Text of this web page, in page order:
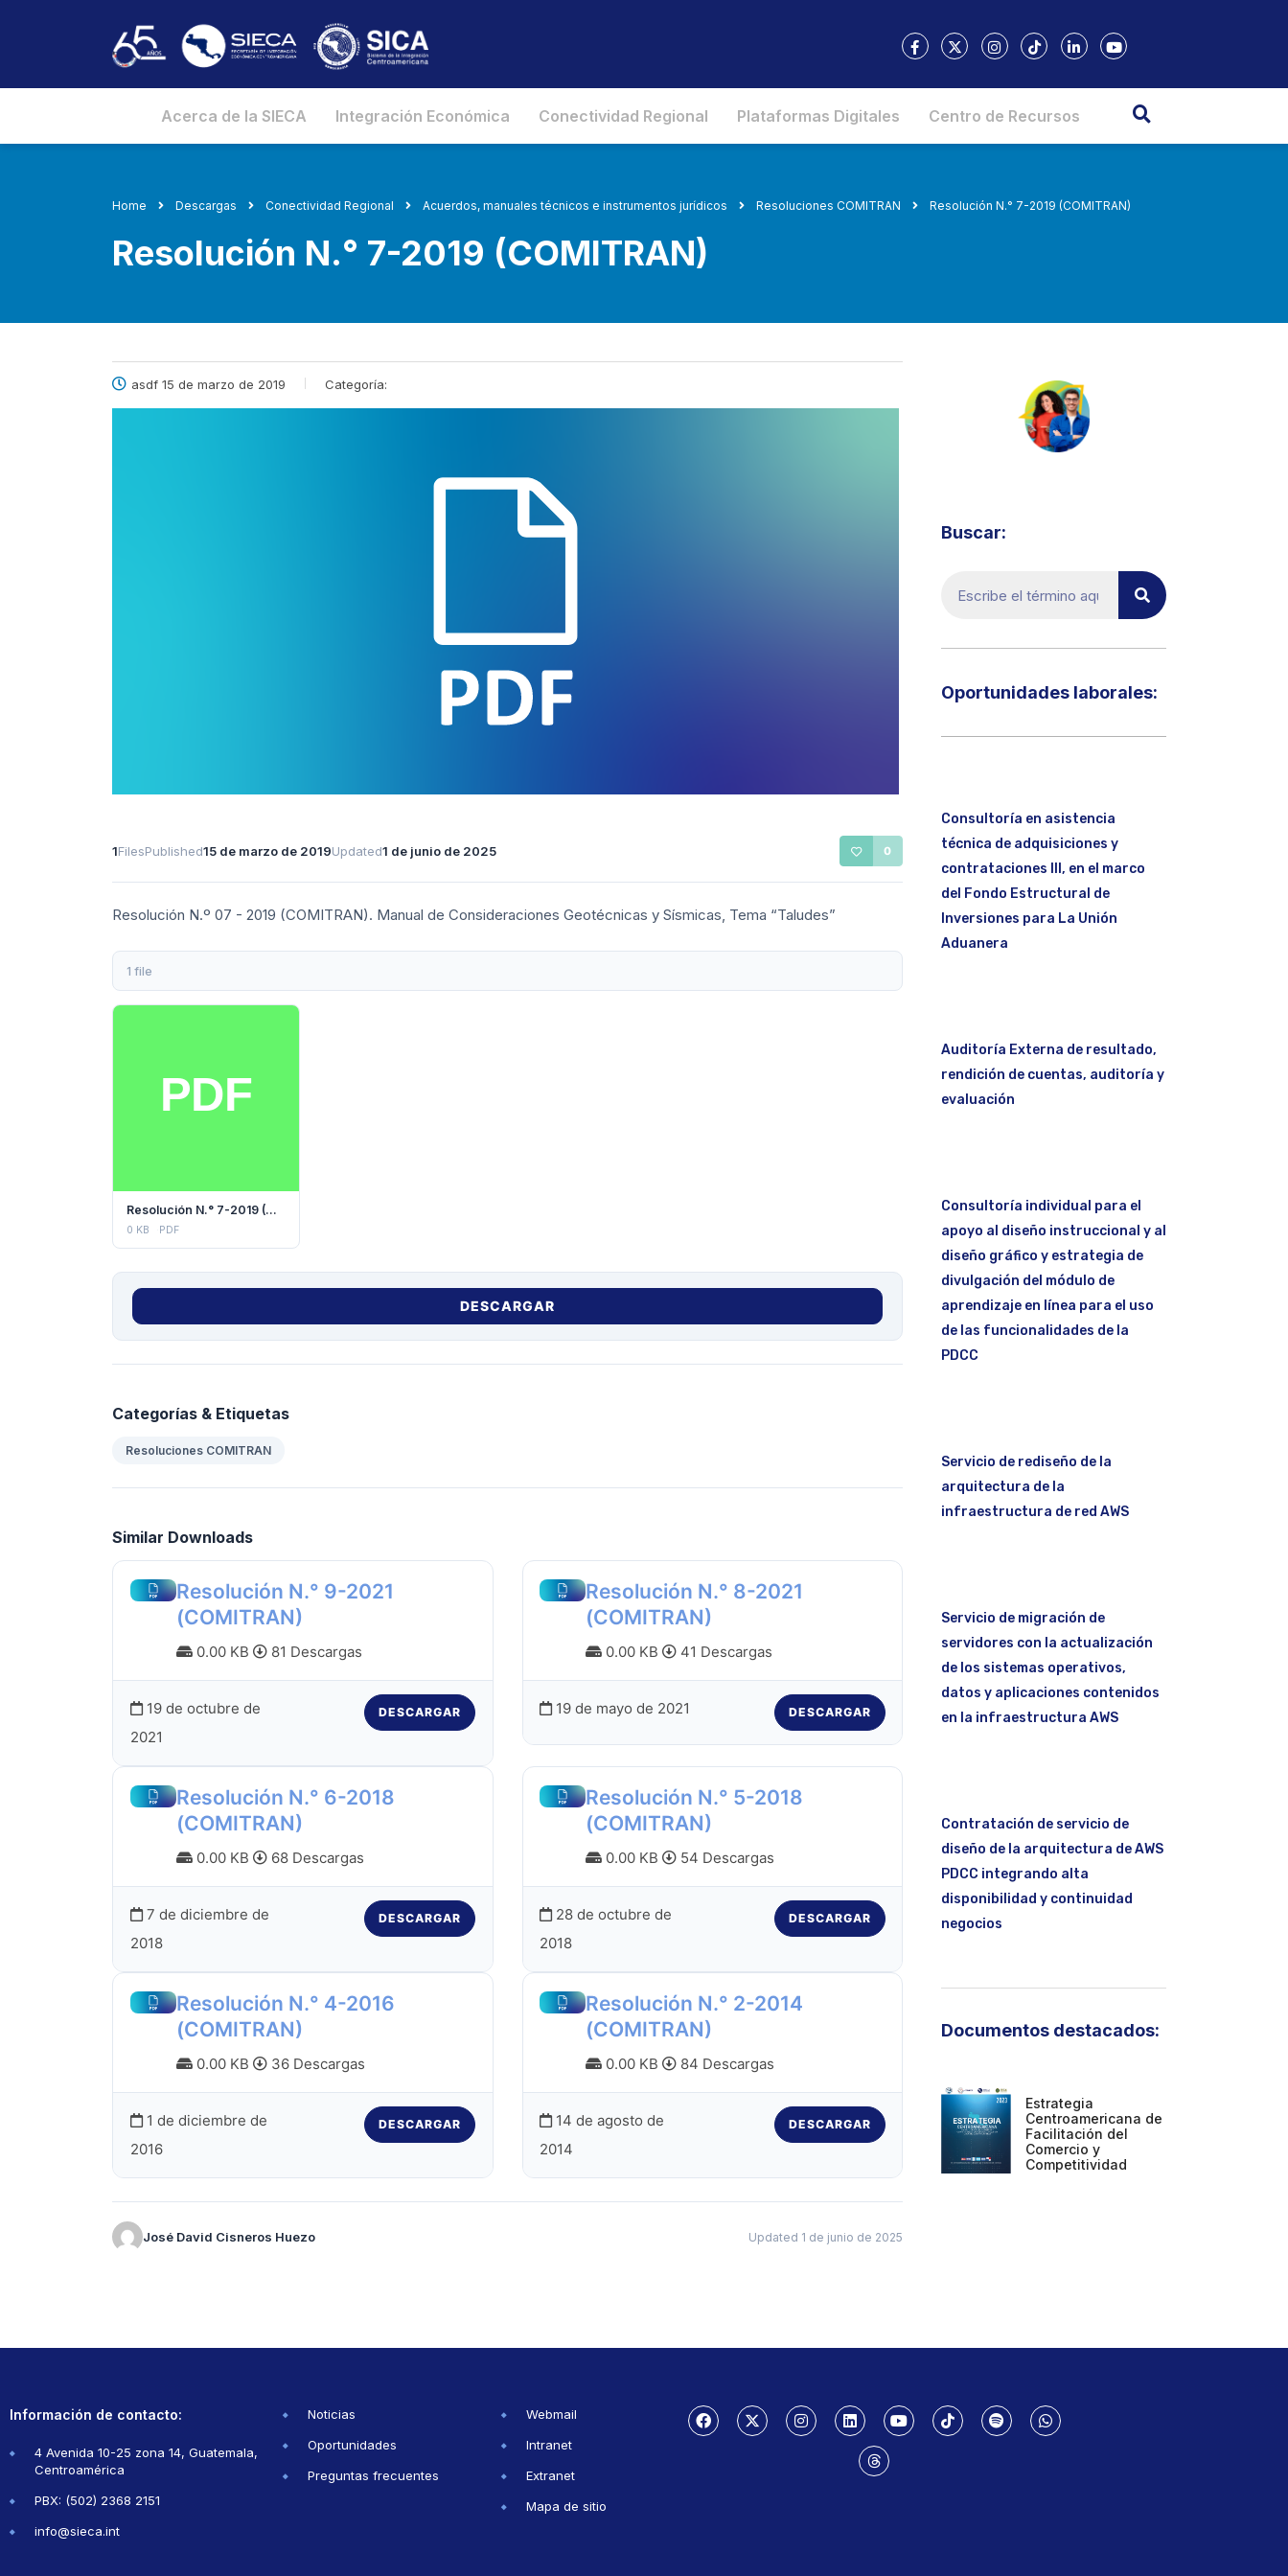
Acerca de la SIECA Integración Económica Conectividad Regional Plataformas Digitales Centro de Recursos
Home Descargas Conectividad Regional Acuerdos, manuales técnicos e instrumentos jurídicos Resoluciones COMITRAN Resolución N.° 7-2019 (COMITRAN)
Resolución N.° 7-2019 (COMITRAN)
asdf 15 de marzo de 2019 Categoría:
1FilesPublished15 de marzo de 2019Updated1 de junio de 2025 0
Resolución N.º 07 - 2019 (COMITRAN). Manual de Consideraciones Geotécnicas y Sísmicas, Tema “Taludes”
1 file
Resolución N.° 7-2019 (COMITRAN)
0 KB PDF
DESCARGAR
Categorías & Etiquetas
Resoluciones COMITRAN
Similar Downloads
Resolución N.° 9-2021
(COMITRAN)
0.00 KB 81 Descargas
19 de octubre de
2021
DESCARGAR
Resolución N.° 8-2021
(COMITRAN)
0.00 KB 41 Descargas
19 de mayo de 2021 DESCARGAR
Resolución N.° 6-2018
(COMITRAN)
0.00 KB 68 Descargas
7 de diciembre de
2018
DESCARGAR
Resolución N.° 5-2018
(COMITRAN)
0.00 KB 54 Descargas
28 de octubre de
2018
DESCARGAR
Resolución N.° 4-2016
(COMITRAN)
0.00 KB 36 Descargas
1 de diciembre de
2016
DESCARGAR
Resolución N.° 2-2014
(COMITRAN)
0.00 KB 84 Descargas
14 de agosto de
2014
DESCARGAR
José David Cisneros Huezo Updated 1 de junio de 2025
Buscar:
Oportunidades laborales:​
Consultoría en asistencia
técnica de adquisiciones y
contrataciones III, en el marco
del Fondo Estructural de
Inversiones para La Unión
Aduanera
Auditoría Externa de resultado,
rendición de cuentas, auditoría y
evaluación
Consultoría individual para el
apoyo al diseño instruccional y al
diseño gráfico y estrategia de
divulgación del módulo de
aprendizaje en línea para el uso
de las funcionalidades de la
PDCC
Servicio de rediseño de la
arquitectura de la
infraestructura de red AWS
Servicio de migración de
servidores con la actualización
de los sistemas operativos,
datos y aplicaciones contenidos
en la infraestructura AWS
Contratación de servicio de
diseño de la arquitectura de AWS
PDCC integrando alta
disponibilidad y continuidad
negocios
Documentos destacados:
Estrategia
Centroamericana de
Facilitación del
Comercio y
Competitividad
Información de contacto:
4 Avenida 10-25 zona 14, Guatemala,
Centroamérica
PBX: (502) 2368 2151
info@sieca.int
Noticias
Oportunidades
Preguntas frecuentes
Webmail
Intranet
Extranet
Mapa de sitio